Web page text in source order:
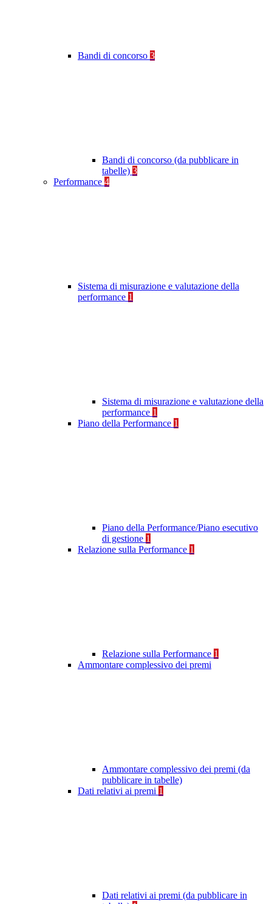
Bandi di concorso 3
Bandi di concorso (da pubblicare in
tabelle) 3
Performance 4
Sistema di misurazione e valutazione della
performance 1
Sistema di misurazione e valutazione della
performance 1
Piano della Performance 1
Piano della Performance/Piano esecutivo
di gestione 1
Relazione sulla Performance 1
Relazione sulla Performance 1
Ammontare complessivo dei premi
Ammontare complessivo dei premi (da
pubblicare in tabelle)
Dati relativi ai premi 1
Dati relativi ai premi (da pubblicare in